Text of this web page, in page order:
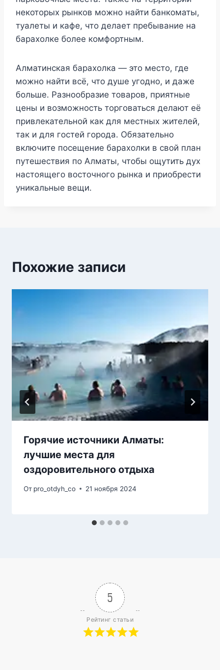
некоторых рынков можно найти банкоматы,
туалеты и кафе, что делает пребывание на
барахолке более комфортным.
Алматинская барахолка — это место, где
можно найти всё, что душе угодно, и даже
больше. Разнообразие товаров, приятные
цены и возможность торговаться делают её
привлекательной как для местных жителей,
так и для гостей города. Обязательно
включите посещение барахолки в свой план
путешествия по Алматы, чтобы ощутить дух
настоящего восточного рынка и приобрести
уникальные вещи.
Похожие записи
Горячие источники Алматы:
лучшие места для
оздоровительного отдыха
От pro_otdyh_co 21 ноября 2024
5
Рейтинг статьи